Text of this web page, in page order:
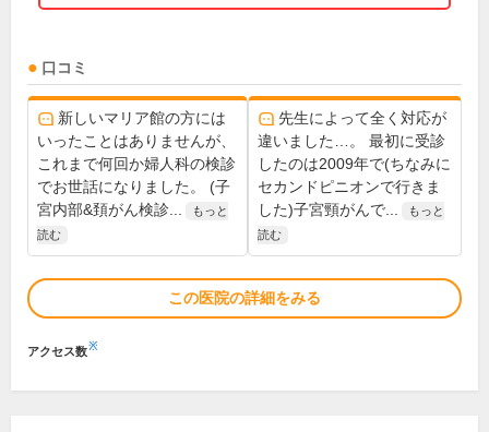
口コミ
新しいマリア館の方には
いったことはありませんが、
これまで何回か婦人科の検診
でお世話になりました。 (子
宮内部&頚がん検診...
もっと
読む
先生によって全く対応が
違いました…。 最初に受診
したのは2009年で(ちなみに
セカンドピニオンで行きま
した)子宮頸がんで...
もっと
読む
この医院の詳細をみる
アクセス数※